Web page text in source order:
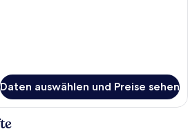
Daten auswählen und Preise sehen